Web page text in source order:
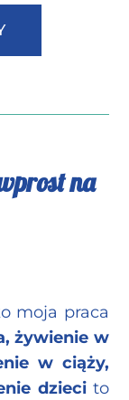
na
moja praca
żywienie w
w ciąży,
dziecito